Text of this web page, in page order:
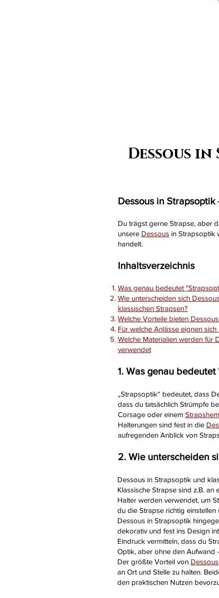
Dessous
Dessous in
Du trägst gerne Strapse, aber
unsere Dessous in Strapsoptik
handelt.
Inhaltsverzeichnis
Was genau bedeutet
Wie unterscheiden sich
klassischen Strapsen?
Welche Vorteile bieten
Für welche Anlässe eignen
Welche Materialien werden für
verwendet
1. Was genau bedeutet
„Strapsoptik“ bedeutet, dass
dass du tatsächlich Strümpfe
Corsage oder einem
Halterungen sind fest in die
aufregenden Anblick von
2. Wie unterscheiden
Dessous in Strapsoptik und
Klassische Strapse sind z.B. an
Halter werden verwendet, um
du die Strapse richtig einstellen
Dessous in Strapsoptik
dekorativ und fest ins Design
Eindruck vermitteln, dass du
Optik, aber ohne den Aufwand
Der größte Vorteil von Dessous
an Ort und Stelle zu halten.
den praktischen Nutzen